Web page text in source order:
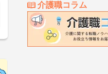
介護職コラム